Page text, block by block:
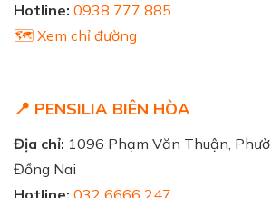
Hotline: 0938 777 885
🗺️ Xem chỉ đường
📍 PENSILIA BIÊN HÒA
Địa chỉ: 1096 Phạm Văn Thuận,
Đồng Nai